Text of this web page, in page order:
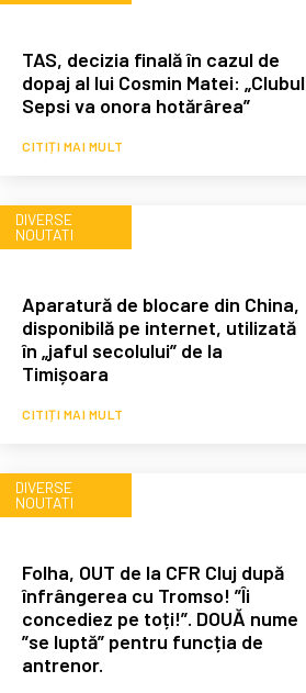
TAS, decizia finală în cazul de
dopaj al lui Cosmin Matei: „Clubul
Sepsi va onora hotărârea”
CITIȚI MAI MULT
DIVERSE
NOUTATI
Aparatură de blocare din China,
disponibilă pe internet, utilizată
în „jaful secolului” de la
Timișoara
CITIȚI MAI MULT
DIVERSE
NOUTATI
Folha, OUT de la CFR Cluj după
înfrângerea cu Tromso! ”Îi
concediez pe toți!”. DOUĂ nume
”se luptă” pentru funcția de
antrenor.